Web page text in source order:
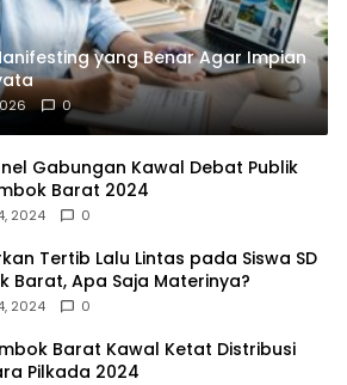
yang Benar Agar Impian
0
Gabungan Kawal Debat Publik
Barat 2024
2024 0
Tertib Lalu Lintas pada Siswa SD
Barat, Apa Saja Materinya?
2024 0
Barat Kawal Ketat Distribusi
Pilkada 2024